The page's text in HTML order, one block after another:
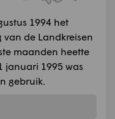
1994 het
de Landkreisen
maanden heette
januari 1995 was
gebruik.